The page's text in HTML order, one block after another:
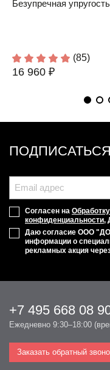
Безупречная
(85)
16 960 ₽
Согласен на
конфиденциальности,
Даю согласие ООО
информации о
рекламных акция
+7 495 668 08
Ежедневно 9:30–18:00
Заказать обратный